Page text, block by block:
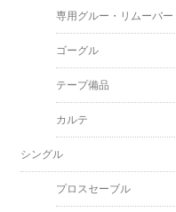
専用グルー・リムーバー
ゴーグル
テープ備品
カルテ
シングル
プロスセーブル